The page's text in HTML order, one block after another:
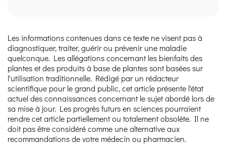
Les informations contenues dans ce texte ne visent pas à
diagnostiquer, traiter, guérir ou prévenir une maladie
quelconque. Les allégations concernant les bienfaits des
plantes et des produits à base de plantes sont basées sur
l'utilisation traditionnelle. Rédigé par un rédacteur
scientifique pour le grand public, cet article présente l'état
actuel des connaissances concernant le sujet abordé lors de
sa mise à jour. Les progrès futurs en sciences pourraient
rendre cet article partiellement ou totalement obsolète. Il ne
doit pas être considéré comme une alternative aux
recommandations de votre médecin ou pharmacien.